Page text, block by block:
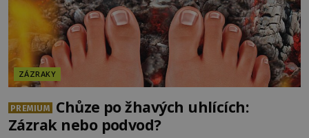
ZÁZRAKY
PREMIUM
Chůze po žhavých uhlících:
Zázrak nebo podvod?